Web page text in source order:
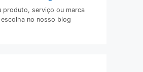
produto, serviço ou marca
no nosso blog